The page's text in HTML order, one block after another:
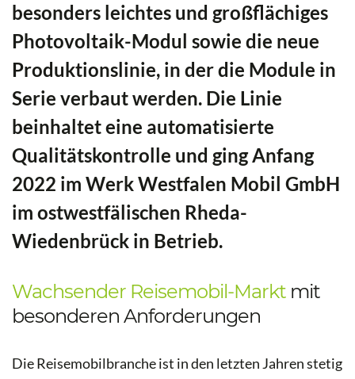
besonders leichtes und großflächiges
Photovoltaik-Modul sowie die neue
Produktionslinie, in der die Module in
Serie verbaut werden. Die Linie
beinhaltet eine automatisierte
Qualitätskontrolle und ging Anfang
2022 im Werk Westfalen Mobil GmbH
im ostwestfälischen Rheda-
Wiedenbrück in Betrieb.
Wachsender Reisemobil-Markt mit
besonderen Anforderungen
Die Reisemobilbranche ist in den letzten Jahren stetig